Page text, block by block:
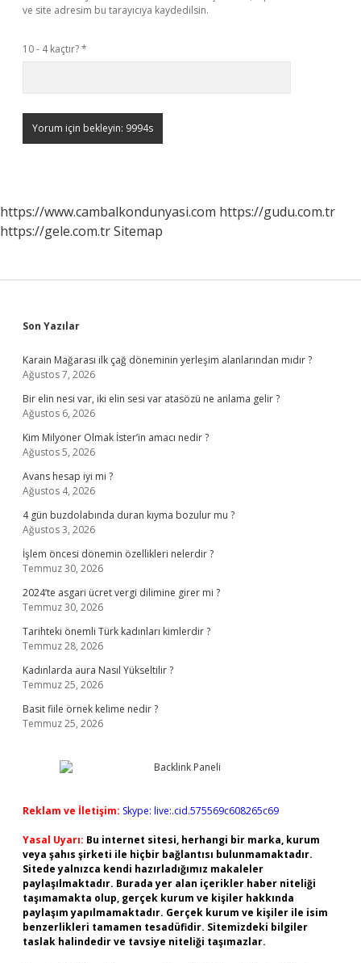
ve site adresim bu tarayıcıya kaydedilsin.
10 - 4 kaçtır?*
https://www.cambalkondunyasi.com https://gudu.com.tr
https://gele.com.trSitemap
Sidebar
Son Yazılar
Karain Mağarası ilk çağ döneminin yerleşim alanlarından mıdır ?
Ağustos 7, 2026
Bir elin nesi var, iki elin sesi var atasözü ne anlama gelir ?
Ağustos 6, 2026
Kim Milyoner Olmak İster’in amacı nedir ?
Ağustos 5, 2026
Avans hesap iyi mi ?
Ağustos 4, 2026
4 gün buzdolabında duran kıyma bozulur mu ?
Ağustos 3, 2026
İşlem öncesi dönemin özellikleri nelerdir ?
Temmuz 30, 2026
2024’te asgari ücret vergi dilimine girer mi ?
Temmuz 30, 2026
Tarihteki önemli Türk kadınları kimlerdir ?
Temmuz 28, 2026
Kadınlarda aura Nasıl Yükseltilir ?
Temmuz 25, 2026
Basit fiile örnek kelime nedir ?
Temmuz 25, 2026
Reklam ve İletişim: Skype: live:.cid.575569c608265c69
Yasal Uyarı: Bu internet sitesi, herhangi bir marka, kurum
veya şahıs şirketi ile hiçbir bağlantısı bulunmamaktadır.
Sitede yalnızca kendi hazırladığımız makaleler
paylaşılmaktadır. Burada yer alan içerikler haber niteliği
taşımamakta olup, gerçek kurum ve kişiler hakkında
paylaşım yapılmamaktadır. Gerçek kurum ve kişiler ile isim
benzerlikleri tamamen tesadüfidir. Sitemizdeki bilgiler
taslak halindedir ve tavsiye niteliği taşımazlar.